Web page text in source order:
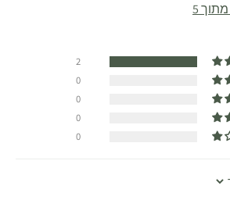
2
0
0
0
0